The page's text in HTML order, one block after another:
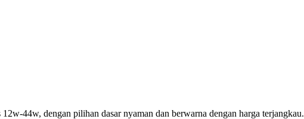
44w, dengan pilihan dasar nyaman dan berwarna dengan harga terjangkau.